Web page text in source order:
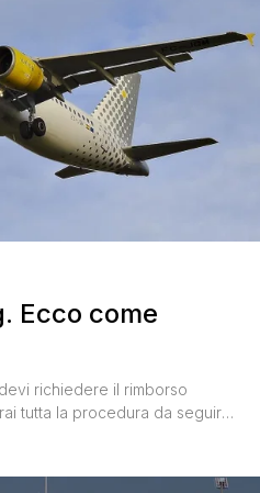
Ecco come
richiedere il rimborso
tutta la procedura da seguire
un volo andata e ritorno per